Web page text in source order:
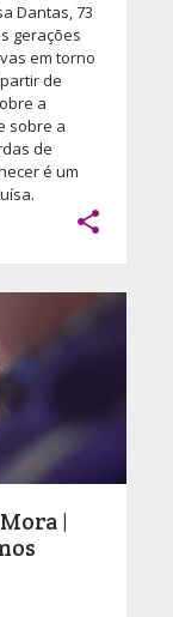
Dantas, 73
gerações
em torno
de
a
sobre a
de
é um

|